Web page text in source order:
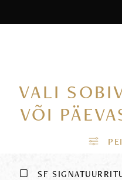
VALI
VÕI
SF